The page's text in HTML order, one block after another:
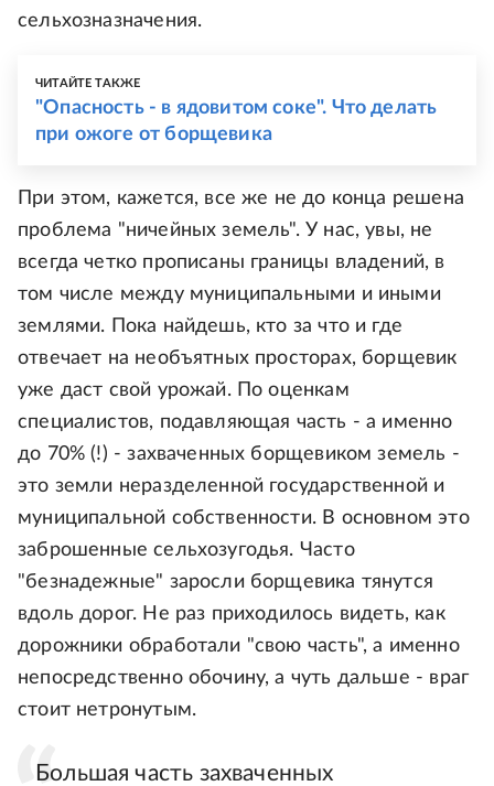
сельхозназначения.
ЧИТАЙТЕ ТАКЖЕ
"Опасность - в ядовитом соке". Что делать
при ожоге от борщевика
При этом, кажется, все же не до конца решена
проблема "ничейных земель". У нас, увы, не
всегда четко прописаны границы владений, в
том числе между муниципальными и иными
землями. Пока найдешь, кто за что и где
отвечает на необъятных просторах, борщевик
уже даст свой урожай. По оценкам
специалистов, подавляющая часть - а именно
до 70% (!) - захваченных борщевиком земель -
это земли неразделенной государственной и
муниципальной собственности. В основном это
заброшенные сельхозугодья. Часто
"безнадежные" заросли борщевика тянутся
вдоль дорог. Не раз приходилось видеть, как
дорожники обработали "свою часть", а именно
непосредственно обочину, а чуть дальше - враг
стоит нетронутым.
Большая часть захваченных